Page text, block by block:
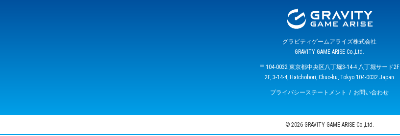
グラビティゲームアライズ株式会社
GRAVITY GAME ARISE Co.,Ltd.
〒104-0032 東京都中央区八丁堀3-14-4 八丁堀サード2F
2F, 3-14-4, Hatchobori, Chuo-ku, Tokyo 104-0032 Japan
プライバシーステートメント お問い合わせ
© 2026 GRAVITY GAME ARISE Co.,Ltd.